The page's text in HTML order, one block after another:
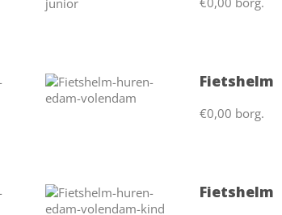
Fietshelm
€0,00 borg.
Fietshelm